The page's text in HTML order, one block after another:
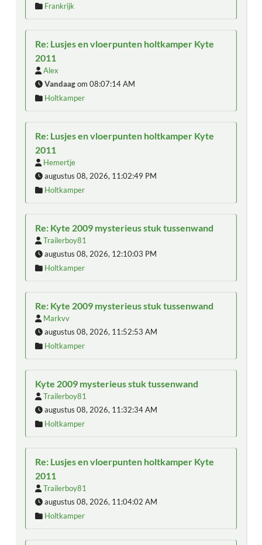
Frankrijk
Re: Lusjes en vloerpunten holtkamper Kyte
2011
Alex
Vandaagom 08:07:14 AM
Holtkamper
Re: Lusjes en vloerpunten holtkamper Kyte
2011
Hemertje
augustus 08, 2026, 11:02:49 PM
Holtkamper
Re: Kyte 2009 mysterieus stuk tussenwand
Trailerboy81
augustus 08, 2026, 12:10:03 PM
Holtkamper
Re: Kyte 2009 mysterieus stuk tussenwand
Markvv
augustus 08, 2026, 11:52:53 AM
Holtkamper
Kyte 2009 mysterieus stuk tussenwand
Trailerboy81
augustus 08, 2026, 11:32:34 AM
Holtkamper
Re: Lusjes en vloerpunten holtkamper Kyte
2011
Trailerboy81
augustus 08, 2026, 11:04:02 AM
Holtkamper